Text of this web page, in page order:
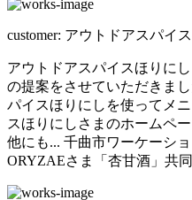
customer: アウトドアスパイ
アウトドアスパイスほりに
の提案をさせていただきま
パイスほりにしを使ってメ
スほりにしさまのホームペ
他にも... 千曲市ワーケーシ
ORYZAEさま「杏甘酒」共